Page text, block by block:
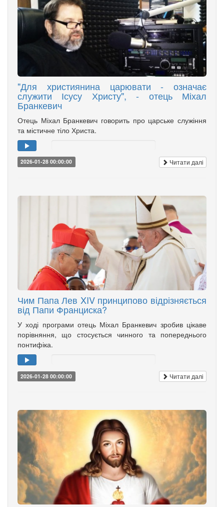
"Для християнина царювати - означає
служити Ісусу Христу", - отець Міхал
Бранкевич
Отець Міхал Бранкевич говорить про царське служіння
та містичне тіло Христа.
2026-01-28 00:00:00 Читати далі
Чим Папа Лев XIV принципово відрізняється
від Папи Франциска?
У ході програми отець Міхал Бранкевич зробив цікаве
порівняння, що стосується чинного та попереднього
понтифіка.
2026-01-28 00:00:00 Читати далі